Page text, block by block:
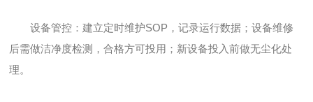
设备管控：建立定时维护SOP，记录运行数据；设备维修
后需做洁净度检测，合格方可投用；新设备投入前做无尘化处
理。